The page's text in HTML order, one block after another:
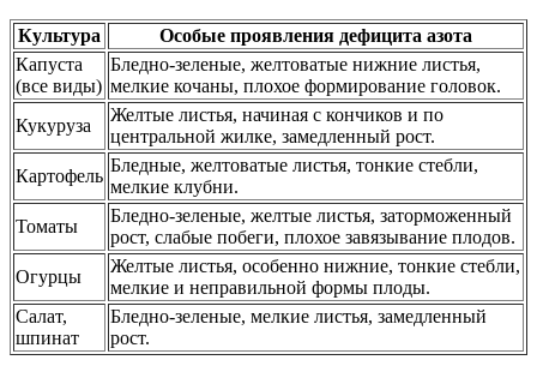
Культура
Особые проявления дефицита азота
Капуста
(все виды)
Бледно-зеленые, желтоватые нижние листья,
мелкие кочаны, плохое формирование головок.
Кукуруза
Желтые листья, начиная с кончиков и по
центральной жилке, замедленный рост.
Картофель
Бледные, желтоватые листья, тонкие стебли,
мелкие клубни.
Томаты
Бледно-зеленые, желтые листья, заторможенный
рост, слабые побеги, плохое завязывание плодов.
Огурцы
Желтые листья, особенно нижние, тонкие стебли,
мелкие и неправильной формы плоды.
Салат,
шпинат
Бледно-зеленые, мелкие листья, замедленный
рост.